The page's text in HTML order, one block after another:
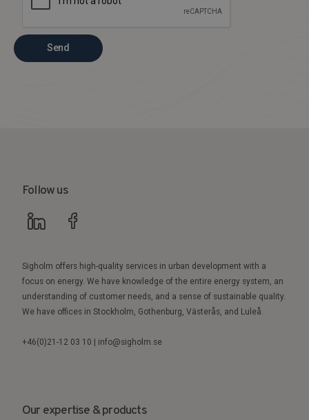
Send
Follow us
Sigholm offers high-quality services in urban development with a
focus on energy. We have knowledge of the entire energy system, an
understanding of customer needs, and a sense of sustainable quality.
We have offices in Stockholm, Gothenburg, Västerås, and Luleå.
+46(0)21-12 03 10 | info@sigholm.se
Our expertise & products